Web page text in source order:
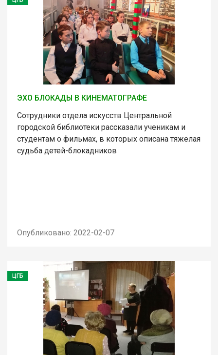
ЭХО БЛОКАДЫ В КИНЕМАТОГРАФЕ
Сотрудники отдела искусств Центральной
городской библиотеки рассказали ученикам и
студентам о фильмах, в которых описана тяжелая
судьба детей-блокадников
Опубликовано: 2022-02-07
ЦГБ